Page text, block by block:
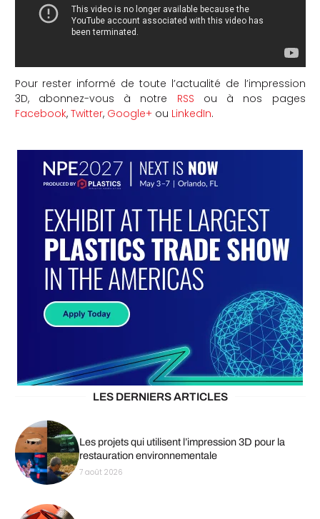
Pour rester informé de toute l’actualité de l’impression
3D, abonnez-vous à notre RSS ou à nos pages
Facebook, Twitter, Google+ ou LinkedIn.
LES DERNIERS ARTICLES
Les projets qui utilisent l’impression 3D pour la
restauration environnementale
7 août 2026